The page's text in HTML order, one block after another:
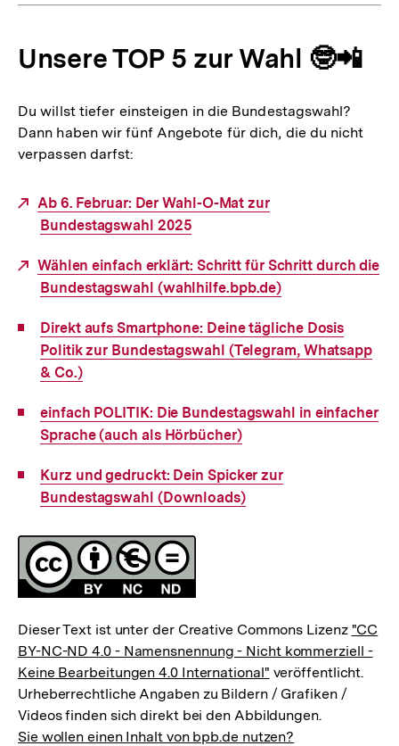
Unsere TOP 5 zur Wahl 🤓📲
Du willst tiefer einsteigen in die Bundestagswahl?
Dann haben wir fünf Angebote für dich, die du nicht
verpassen darfst:
Externer
Link:
Ab 6. Februar: Der Wahl-O-Mat zur
Bundestagswahl 2025
Externer
Link:
Wählen einfach erklärt: Schritt für Schritt durch die
Bundestagswahl (wahlhilfe.bpb.de)
Interner
Link:
Direkt aufs Smartphone: Deine tägliche Dosis
Politik zur Bundestagswahl (Telegram, Whatsapp
& Co.)
Interner
Link:
einfach POLITIK: Die Bundestagswahl in einfacher
Sprache (auch als Hörbücher)
Interner
Link:
Kurz und gedruckt: Dein Spicker zur
Bundestagswahl (Downloads)
Fussnoten
Lizenz
Dieser Text ist unter der Creative Commons Lizenz "CC
BY-NC-ND 4.0 - Namensnennung - Nicht kommerziell -
Keine Bearbeitungen 4.0 International" veröffentlicht.
Urheberrechtliche Angaben zu Bildern / Grafiken /
Videos finden sich direkt bei den Abbildungen.
Sie wollen einen Inhalt von bpb.de nutzen?